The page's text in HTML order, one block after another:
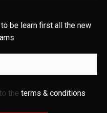
be learn first all the new
the terms & conditions